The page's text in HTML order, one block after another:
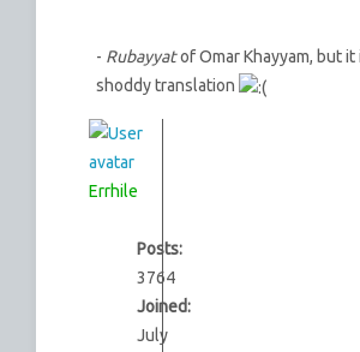
- Rubayyatof Omar Khayyam, but it
shoddy translation
Errhile
Posts:
3764
Joined:
July